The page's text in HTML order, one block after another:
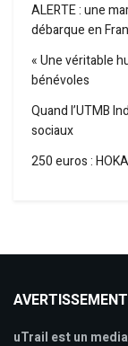
ALERTE : une
débarque en
« Une véritable
bénévoles
Quand l’UTMB
sociaux
250 euros :
AVERTISSEMENT
uTrail est un